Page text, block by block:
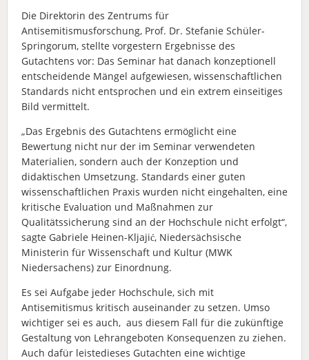
Die Direktorin des Zentrums für
Antisemitismusforschung, Prof. Dr. Stefanie Schüler-
Springorum, stellte vorgestern Ergebnisse des
Gutachtens vor: Das Seminar hat danach konzeptionell
entscheidende Mängel aufgewiesen, wissenschaftlichen
Standards nicht entsprochen und ein extrem einseitiges
Bild vermittelt.
„Das Ergebnis des Gutachtens ermöglicht eine
Bewertung nicht nur der im Seminar verwendeten
Materialien, sondern auch der Konzeption und
didaktischen Umsetzung. Standards einer guten
wissenschaftlichen Praxis wurden nicht eingehalten, eine
kritische Evaluation und Maßnahmen zur
Qualitätssicherung sind an der Hochschule nicht erfolgt“,
sagte Gabriele Heinen-Kljajić, Niedersächsische
Ministerin für Wissenschaft und Kultur (MWK
Niedersachens) zur Einordnung.
Es sei Aufgabe jeder Hochschule, sich mit
Antisemitismus kritisch auseinander zu setzen. Umso
wichtiger sei es auch, aus diesem Fall für die zukünftige
Gestaltung von Lehrangeboten Konsequenzen zu ziehen.
Auch dafür leistedieses Gutachten eine wichtige